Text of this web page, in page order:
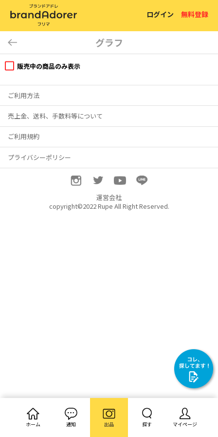
ログイン 無料登録
グラフ
販売中の商品のみ表示
ご利用方法
売上金、送料、手数料等について
ご利用規約
プライバシーポリシー
運営会社
copyright©2022 Rupe All Right Reserved.
ホーム 通知 出品 探す マイページ